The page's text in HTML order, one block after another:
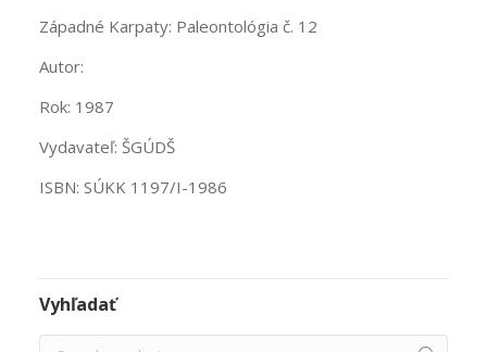
Západné Karpaty: Paleontológia č. 12
Autor:
Rok: 1987
Vydavateľ: ŠGÚDŠ
ISBN: SÚKK 1197/I-1986
Vyhľadať